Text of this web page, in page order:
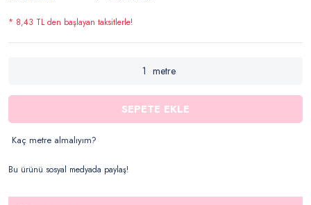
* 8,43 TL den başlayan taksitlerle!
metre
SEPETE EKLE
Kaç metre almalıyım?
Bu ürünü sosyal medyada paylaş!